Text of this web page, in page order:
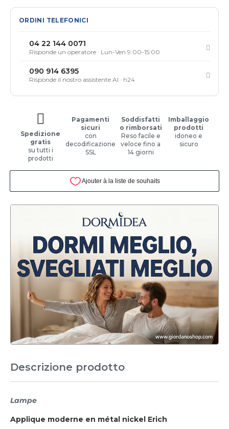
ORDINI TELEFONICI
04 22 144 0071
Risponde un operatore · Lun-Ven 9:00-15:00
090 914 6395
Risponde il nostro assistente AI · h24
Spedizione
gratis
su tutti i
prodotti
Pagamenti
sicuri
con
decodificazione
SSL
Soddisfatti
o rimborsati
Reso facile e
veloce fino a
14 giorni
Imballaggio
prodotti
idoneo e
sicuro
Descrizione prodotto
Lampe
Applique moderne en métal nickel Erich